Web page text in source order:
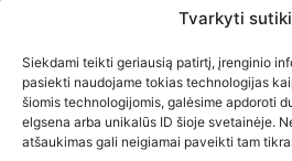
Tvarkyti
Siekdami teikti geriausią patirtį, įrenginio
pasiekti naudojame tokias technologijas
šiomis technologijomis, galėsime apdoroti
elgsena arba unikalūs ID šioje svetainėje.
atšaukimas gali neigiamai paveikti tam
Kodėl Vilnius yra literatūros
Kontaktai
Dokumentai